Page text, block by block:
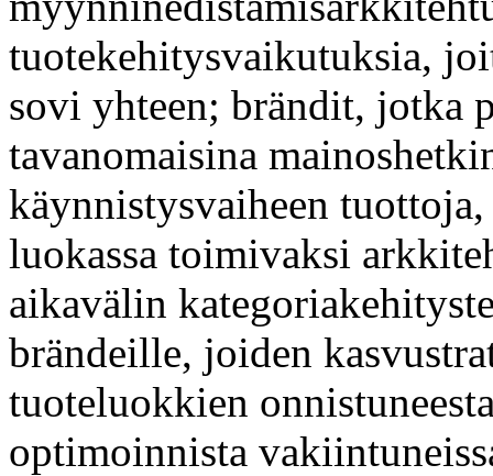
tuotekehitysvaikutuksia,
sovi yhteen; brändit, jotka
tavanomaisina
käynnistysvaiheen
luokassa toimivaksi
aikavälin
brändeille, joiden
tuoteluokkien
optimoinnista